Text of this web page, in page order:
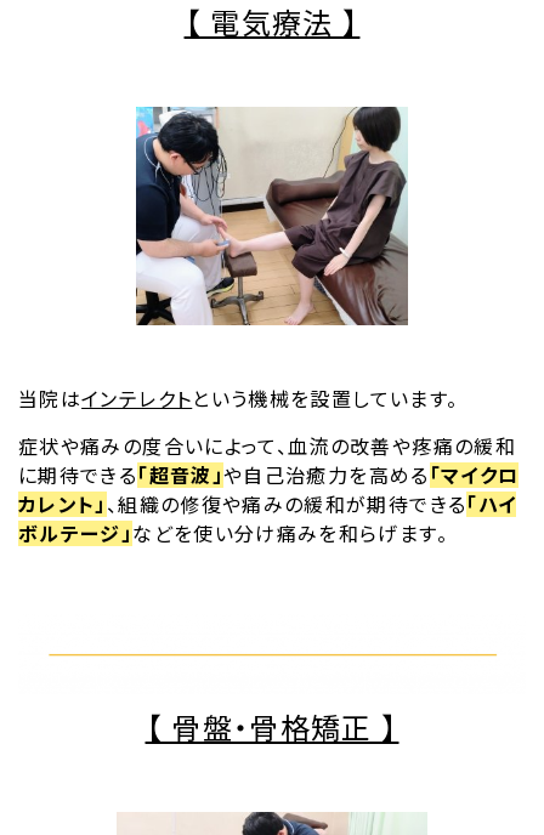
【 電気療法 】
当院はインテレクトという機械を設置しています。
症状や痛みの度合いによって、血流の改善や疼痛の緩和
に期待できる「超音波」や自己治癒力を高める 「マイクロ
カレント」 、組織の修復や痛みの緩和が期待できる「ハイ
ボルテージ」などを使い分け痛みを和らげます。
【 骨盤・骨格矯正 】